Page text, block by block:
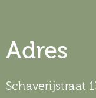
Adres
Schaverijstraat